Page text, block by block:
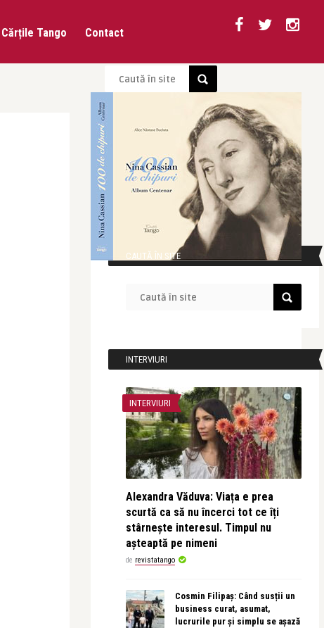
Cărțile Tango Contact
CAUTĂ ÎN SITE
INTERVIURI
INTERVIURI
Alexandra Văduva: Viața e prea
scurtă ca să nu încerci tot ce îți
stârnește interesul. Timpul nu
așteaptă pe nimeni
de revistatango
Cosmin Filipaș: Când susții un
business curat, asumat,
lucrurile pur și simplu se așază